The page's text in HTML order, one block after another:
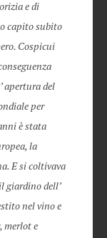
e di
capito subito
Cospicui
apertura del
per
è stata
la
E si coltivava
giardino dell’
nel vino e
merlot e